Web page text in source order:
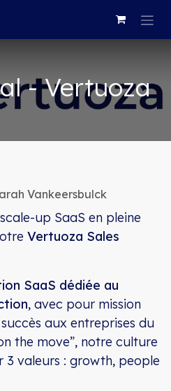
- Vertuoza
Vankeersbulck
up SaaS en pleine
Vertuoza Sales
SaaS dédiée au
, avec pour mission
aux entreprises du
the move”, notre culture
3 valeurs : growth, people